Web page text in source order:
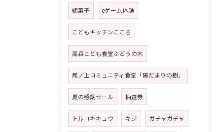
綿菓子 eゲーム体験
こどもキッチンこころ
高森こども食堂ぶどうの木
尾ノ上コミュニティ食堂「陽だまりの樹」
夏の感謝セール 抽選券
トルコキキョウ キジ ガチャガチャ